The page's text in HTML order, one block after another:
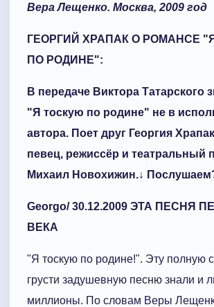
Вера Лещенко. Москва, 2009 год
ГЕОРГИЙ ХРАПАК О РОМАНСЕ
ПО РОДИНЕ":
В передаче Виктора Татарского
"Я тоскую по родине" не в
автора. Поет друг Георгия
певец, режиссёр и театральный
Михаил Новохижин.↓
Georgo/ 30.12.2009 ЭТА ПЕСНЯ
ВЕКА
"Я тоскую по родине!". Эту полную
грусти задушевную песню знали и
миллионы. По словам Веры